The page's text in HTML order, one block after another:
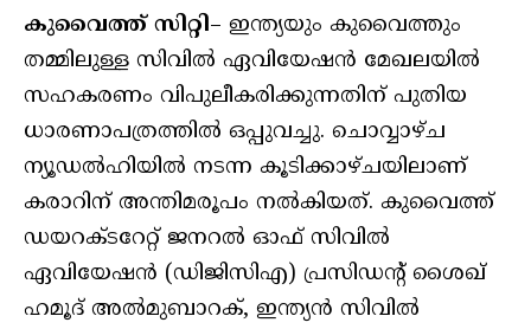
കുവൈത്ത് സിറ്റി– ഇന്ത്യയും കുവൈത്തും
തമ്മിലുള്ള സിവിൽ ഏവിയേഷൻ മേഖലയിൽ
സഹകരണം വിപുലീകരിക്കുന്നതിന് പുതിയ
ധാരണാപത്രത്തിൽ ഒപ്പുവച്ചു. ചൊവ്വാഴ്ച
ന്യൂഡൽഹിയിൽ നടന്ന കൂടിക്കാഴ്ചയിലാണ്
കരാറിന് അന്തിമരൂപം നൽകിയത്. കുവൈത്ത്
ഡയറക്ടറേറ്റ് ജനറൽ ഓഫ് സിവിൽ
ഏവിയേഷൻ (ഡിജിസിഎ) പ്രസിഡന്റ് ശൈഖ്
ഹമൂദ് അൽമുബാറക്, ഇന്ത്യൻ സിവിൽ